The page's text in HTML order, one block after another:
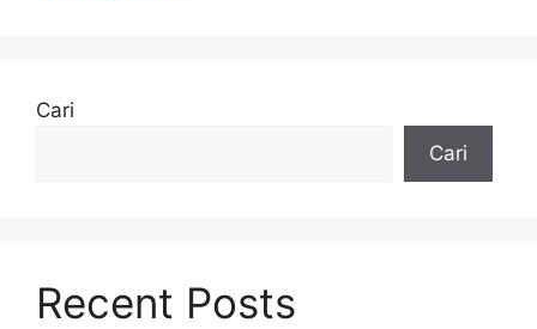
Cari
Cari
Recent Posts